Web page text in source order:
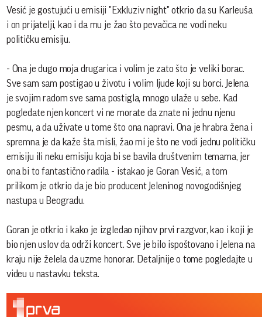
Vesić je gostujući u emisiji "Exkluziv night" otkrio da su Karleuša
i on prijatelji, kao i da mu je žao što pevačica ne vodi neku
političku emisiju.
- Ona je dugo moja drugarica i volim je zato što je veliki borac.
Sve sam sam postigao u životu i volim ljude koji su borci. Jelena
je svojim radom sve sama postigla, mnogo ulaže u sebe. Kad
pogledate njen koncert vi ne morate da znate ni jednu njenu
pesmu, a da uživate u tome što ona napravi. Ona je hrabra žena i
spremna je da kaže šta misli, žao mi je što ne vodi jednu političku
emisiju ili neku emisiju koja bi se bavila društvenim temama, jer
ona bi to fantastično radila - istakao je Goran Vesić, a tom
prilikom je otkrio da je bio producent Jeleninog novogodišnjeg
nastupa u Beogradu.
Goran je otkrio i kako je izgledao njihov prvi razgvor, kao i koji je
bio njen uslov da održi koncert. Sve je bilo ispoštovano i Jelena na
kraju nije želela da uzme honorar. Detaljnije o tome pogledajte u
videu u nastavku teksta.